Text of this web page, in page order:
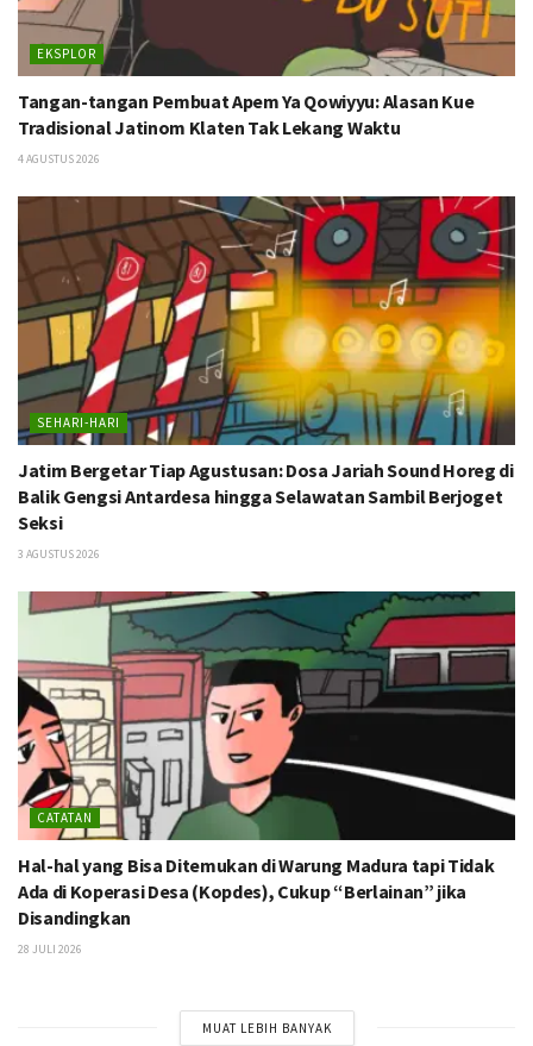
EKSPLOR
Tangan-tangan Pembuat Apem Ya Qowiyyu: Alasan Kue
Tradisional Jatinom Klaten Tak Lekang Waktu
4 AGUSTUS 2026
SEHARI-HARI
Jatim Bergetar Tiap Agustusan: Dosa Jariah Sound Horeg di
Balik Gengsi Antardesa hingga Selawatan Sambil Berjoget
Seksi
3 AGUSTUS 2026
CATATAN
Hal-hal yang Bisa Ditemukan di Warung Madura tapi Tidak
Ada di Koperasi Desa (Kopdes), Cukup “Berlainan” jika
Disandingkan
28 JULI 2026
MUAT LEBIH BANYAK